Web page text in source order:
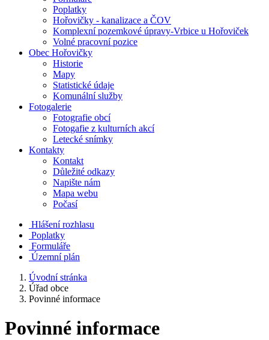
Poplatky
Hořovičky - kanalizace a ČOV
Komplexní pozemkové úpravy-Vrbice u Hořoviček
Volné pracovní pozice
Obec Hořovičky
Historie
Mapy
Statistické údaje
Komunální služby
Fotogalerie
Fotografie obcí
Fotogafie z kulturních akcí
Letecké snímky
Kontakty
Kontakt
Důležité odkazy
Napište nám
Mapa webu
Počasí
Hlášení rozhlasu
Poplatky
Formuláře
Územní plán
Úvodní stránka
Úřad obce
Povinné informace
Povinné informace